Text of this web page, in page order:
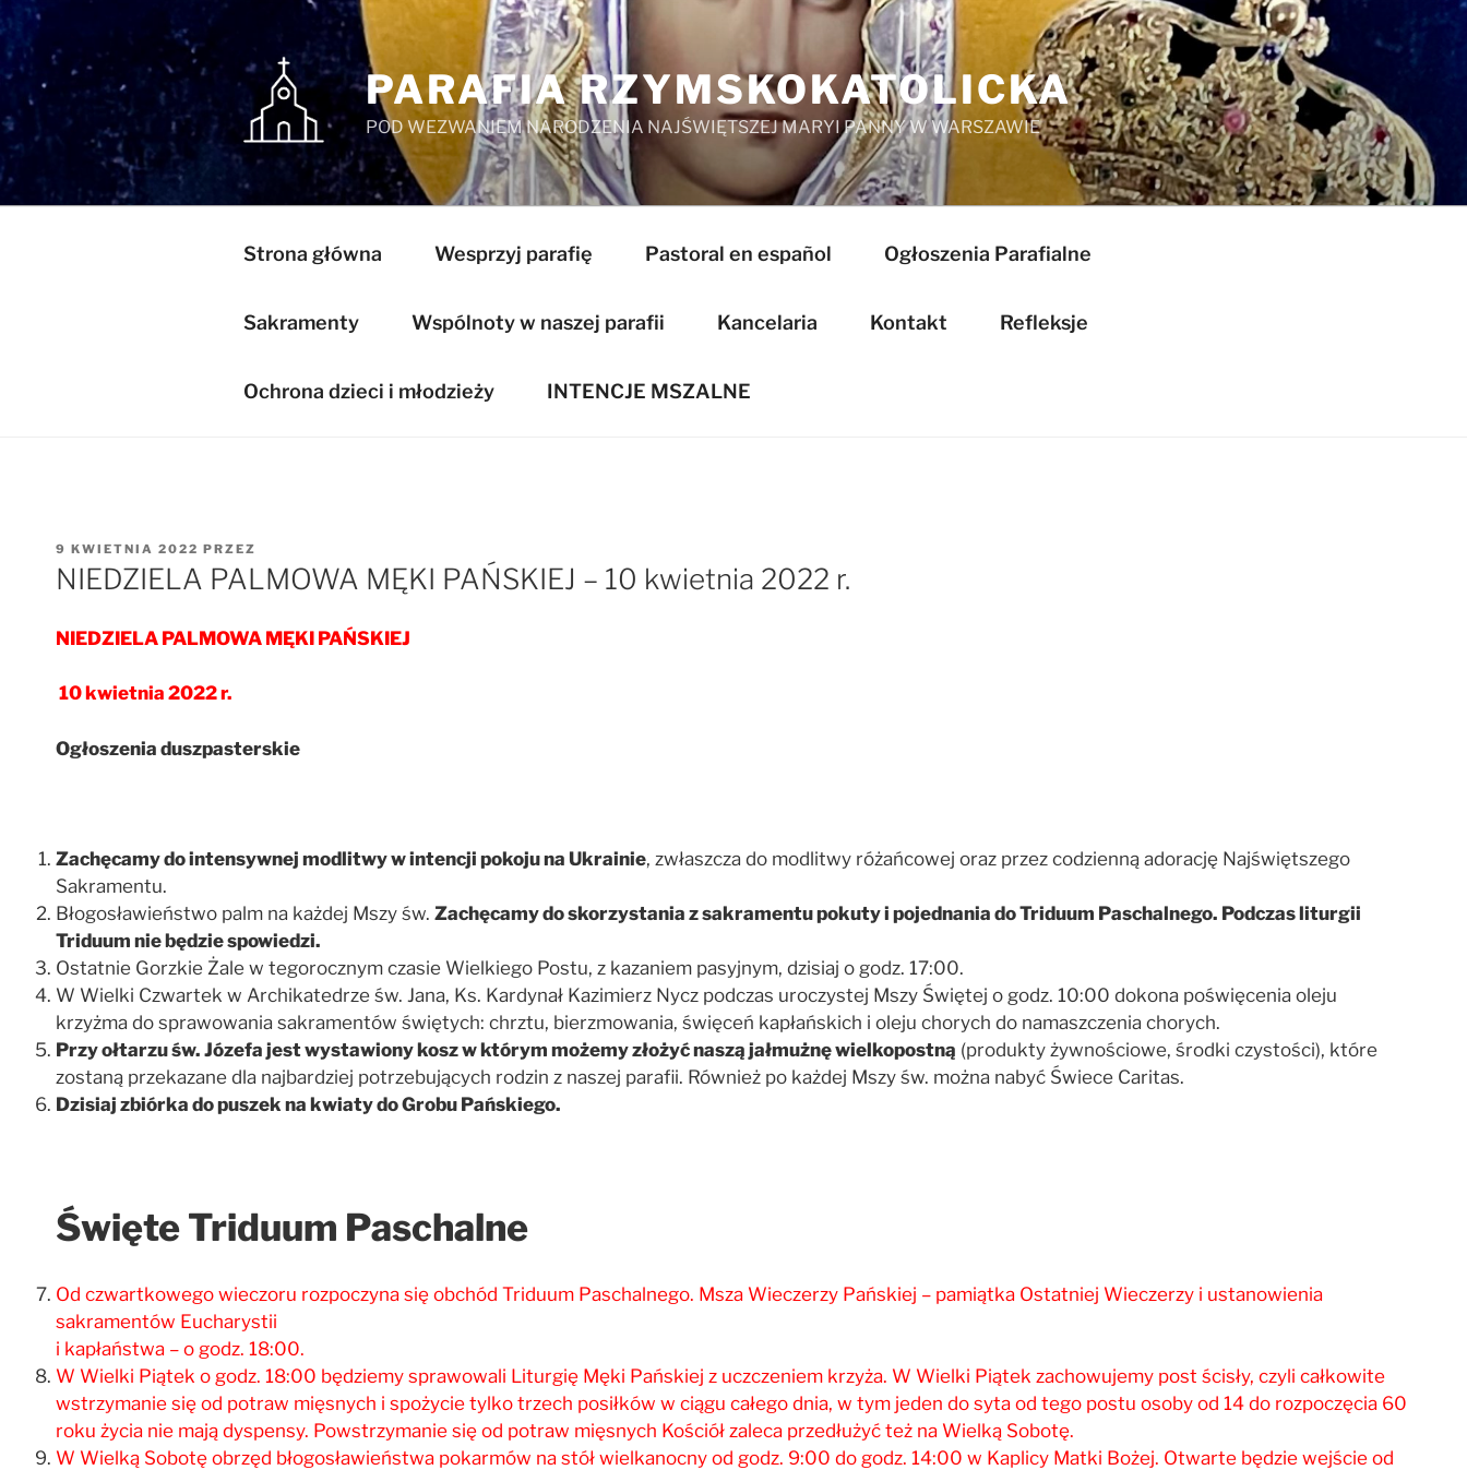
Przejdź
do
treści
PARAFIA RZYMSKOKATOLICKA
POD WEZWANIEM NARODZENIA NAJŚWIĘTSZEJ MARYI PANNY W WARSZAWIE
Strona główna Wesprzyj parafię Pastoral en español Ogłoszenia Parafialne
Sakramenty Wspólnoty w naszej parafii Kancelaria Kontakt Refleksje
Ochrona dzieci i młodzieży INTENCJE MSZALNE
OPUBLIKOWANE
W
9 KWIETNIA 2022 PRZEZ
NIEDZIELA PALMOWA MĘKI PAŃSKIEJ – 10 kwietnia 2022 r.
NIEDZIELA PALMOWA MĘKI PAŃSKIEJ
10 kwietnia 2022 r.
Ogłoszenia duszpasterskie
Zachęcamy do intensywnej modlitwy w intencji pokoju na Ukrainie, zwłaszcza do modlitwy różańcowej oraz przez codzienną adorację Najświętszego
Sakramentu.
Błogosławieństwo palm na każdej Mszy św. Zachęcamy do skorzystania z sakramentu pokuty i pojednania do Triduum Paschalnego. Podczas liturgii
Triduum nie będzie spowiedzi.
Ostatnie Gorzkie Żale w tegorocznym czasie Wielkiego Postu, z kazaniem pasyjnym, dzisiaj o godz. 17:00.
W Wielki Czwartek w Archikatedrze św. Jana, Ks. Kardynał Kazimierz Nycz podczas uroczystej Mszy Świętej o godz. 10:00 dokona poświęcenia oleju
krzyżma do sprawowania sakramentów świętych: chrztu, bierzmowania, święceń kapłańskich i oleju chorych do namaszczenia chorych.
Przy ołtarzu św. Józefa jest wystawionykoszw którym możemy złożyć naszą jałmużnę wielkopostną (produkty żywnościowe, środki czystości), które
zostaną przekazane dla najbardziej potrzebujących rodzin z naszej parafii. Również po każdej Mszy św. można nabyć Świece Caritas.
Dzisiaj zbiórka do puszek na kwiaty do Grobu Pańskiego.
Święte Triduum Paschalne
Od czwartkowego wieczoru rozpoczyna się obchód Triduum Paschalnego. Msza Wieczerzy Pańskiej – pamiątka Ostatniej Wieczerzy i ustanowienia
sakramentów Eucharystii
i kapłaństwa – o godz. 18:00.
W Wielki Piątek o godz. 18:00 będziemy sprawowali Liturgię Męki Pańskiej z uczczeniem krzyża. W Wielki Piątek zachowujemy post ścisły, czyli całkowite
wstrzymanie się od potraw mięsnych i spożycie tylko trzech posiłków w ciągu całego dnia, w tym jeden do syta od tego postu osoby od 14 do rozpoczęcia 60
roku życia nie mają dyspensy. Powstrzymanie się od potraw mięsnych Kościół zaleca przedłużyć też na Wielką Sobotę.
W Wielką Sobotę obrzęd błogosławieństwa pokarmów na stół wielkanocny od godz. 9:00 do godz. 14:00 w Kaplicy Matki Bożej. Otwarte będzie wejście od